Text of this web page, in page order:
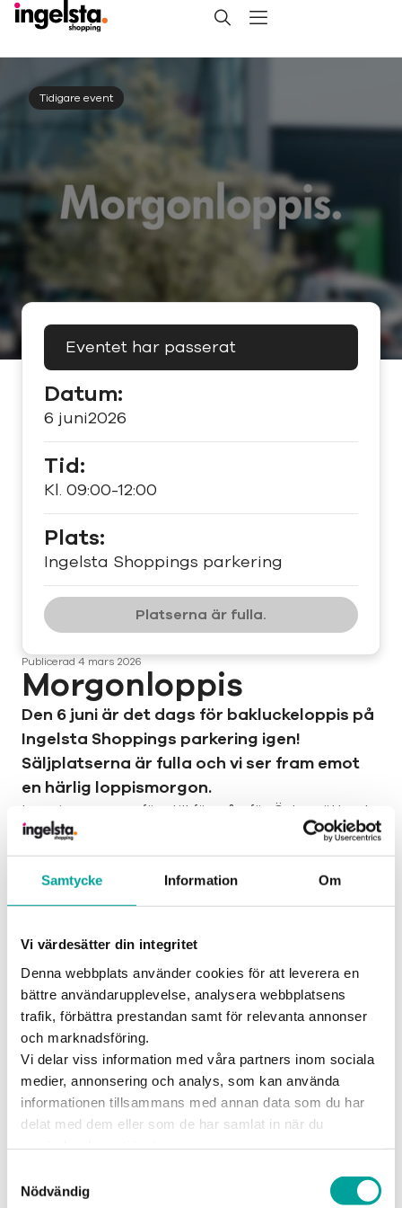
Samtycke Information Om
Vi värdesätter din integritet
Denna webbplats använder cookies för att leverera en
bättre användarupplevelse, analysera webbplatsens
trafik, förbättra prestandan samt för relevanta annonser
och marknadsföring.
Vi delar viss information med våra partners inom sociala
medier, annonsering och analys, som kan använda
informationen tillsammans med annan data som du har
delat med dem eller som de har samlat in när du
Nödvändig
Tidigare event
Publicerad 4 mars 2026
Morgonloppis
Den 6 juni är det dags för bakluckeloppis på
Ingelsta Shoppings parkering igen!
Säljplatserna är fulla och vi ser fram emot
en härlig loppismorgon.
Loppisen genomförs till förmån för Östergötlands
Stadsmission och den symboliska
anmälningsavgiften på 200 kr har swishats direkt
till dem. Alla säljare kommer också ha möjlighet
verksamhet efter evenemanget. Tillsammans gör
Lyckohjul
På plats finns också Ingelsta Shoppings
där du som kundklubbsmedlem har chans att
vinna fina priser.
Lagertömning hos butikerna
butiker efter din loppistur. Under dagen har flera
av våra butiker lagertömning med stora
Eventet har passerat
Datum:
6 juni2026
Tid:
Kl. 09:00-12:00
Plats:
Ingelsta Shoppings parkering
Platserna är fulla.